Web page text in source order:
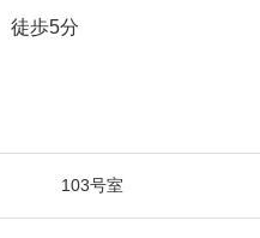
徒歩5分
103号室